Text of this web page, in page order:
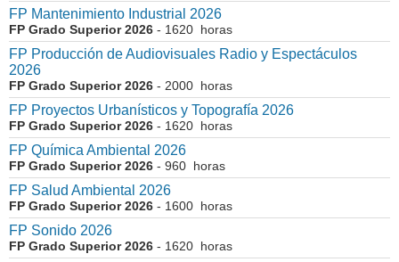
FP Mantenimiento Industrial 2026
FP Grado Superior 2026 - 1620 horas
FP Producción de Audiovisuales Radio y Espectáculos
2026
FP Grado Superior 2026 - 2000 horas
FP Proyectos Urbanísticos y Topografía 2026
FP Grado Superior 2026 - 1620 horas
FP Química Ambiental 2026
FP Grado Superior 2026 - 960 horas
FP Salud Ambiental 2026
FP Grado Superior 2026 - 1600 horas
FP Sonido 2026
FP Grado Superior 2026 - 1620 horas